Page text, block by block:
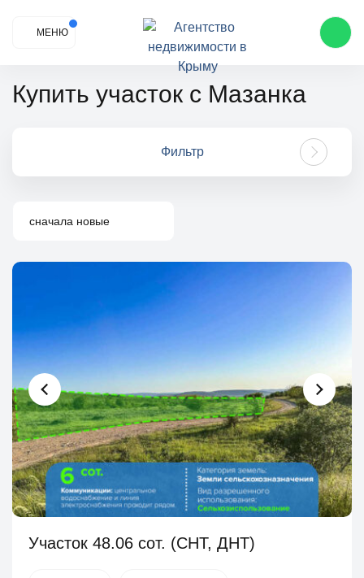
МЕНЮ
Купить участок с Мазанка
Фильтр
сначала новые
Участок 48.06 сот. (СНТ, ДНТ)